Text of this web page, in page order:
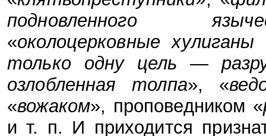
подновленного
«околоцерковные
только одну цель —
озлобленная толпа», «
«вожаком», проповедником «
и т. п. И приходится